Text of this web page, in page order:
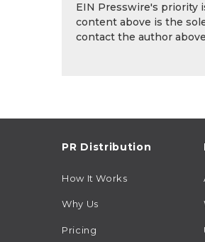
EIN Presswire's priority
content above is the
contact the author
PR Distribution
How It Works
Why Us
Pricing